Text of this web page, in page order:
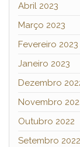
Abril 2023
Março 2023
Fevereiro 2023
Janeiro 2023
Dezembro
Novembro
Outubro 2022
Setembro 2022